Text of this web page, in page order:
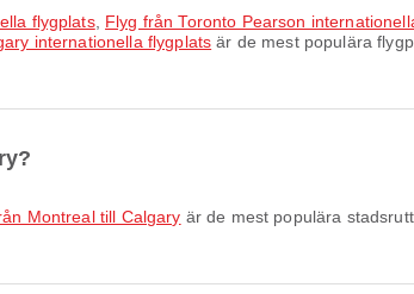
flygplats, Flyg från Toronto Pearson
internationella flygplats är de mest populära
Montreal till Calgary är de mest populära